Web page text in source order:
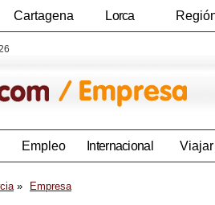
Cartagena Lorca
Empleo Internacional Viajar
Empresa